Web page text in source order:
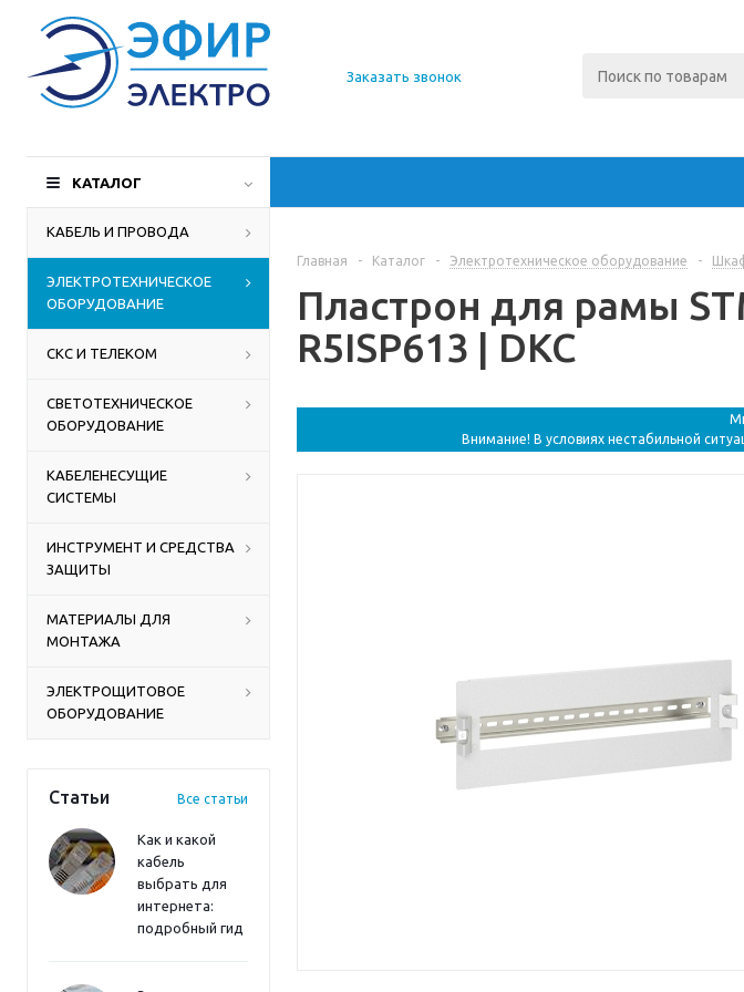
О компании
Доставка
Производители
Контакты
Заказать звонок
КАТАЛОГ
КАБЕЛЬ И ПРОВОДА
ЭЛЕКТРОТЕХНИЧЕСКОЕ
ОБОРУДОВАНИЕ
СКС И ТЕЛЕКОМ
СВЕТОТЕХНИЧЕСКОЕ
ОБОРУДОВАНИЕ
КАБЕЛЕНЕСУЩИЕ
СИСТЕМЫ
ИНСТРУМЕНТ И СРЕДСТВА
ЗАЩИТЫ
МАТЕРИАЛЫ ДЛЯ
МОНТАЖА
ЭЛЕКТРОЩИТОВОЕ
ОБОРУДОВАНИЕ
Статьи Все статьи
Как и какой
кабель
выбрать для
интернета:
подробный гид
Главная - Каталог - Электротехническое оборудование -
Пластрон для рамы
R5ISP613 | DKC
Внимание! В условиях нестабильной